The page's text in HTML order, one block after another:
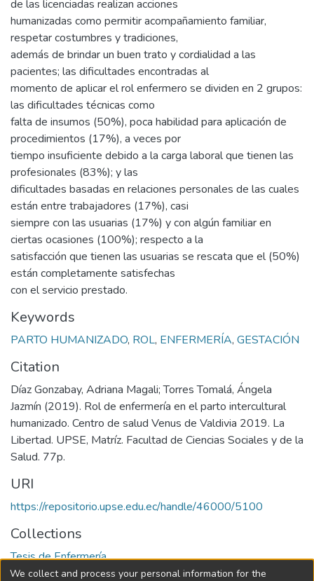
de las licenciadas realizan acciones
humanizadas como permitir acompañamiento familiar,
respetar costumbres y tradiciones,
además de brindar un buen trato y cordialidad a las
pacientes; las dificultades encontradas al
momento de aplicar el rol enfermero se dividen en 2 grupos:
las dificultades técnicas como
falta de insumos (50%), poca habilidad para aplicación de
procedimientos (17%), a veces por
tiempo insuficiente debido a la carga laboral que tienen las
profesionales (83%); y las
dificultades basadas en relaciones personales de las cuales
están entre trabajadores (17%), casi
siempre con las usuarias (17%) y con algún familiar en
ciertas ocasiones (100%); respecto a la
satisfacción que tienen las usuarias se rescata que el (50%)
están completamente satisfechas
con el servicio prestado.
Keywords
PARTO HUMANIZADO, ROL, ENFERMERÍA, GESTACIÓN
Citation
Díaz Gonzabay, Adriana Magali; Torres Tomalá, Ángela
Jazmín (2019). Rol de enfermería en el parto intercultural
humanizado. Centro de salud Venus de Valdivia 2019. La
Libertad. UPSE, Matríz. Facultad de Ciencias Sociales y de la
Salud. 77p.
URI
https://repositorio.upse.edu.ec/handle/46000/5100
Collections
Tesis de Enfermería
We collect and process your personal information for the